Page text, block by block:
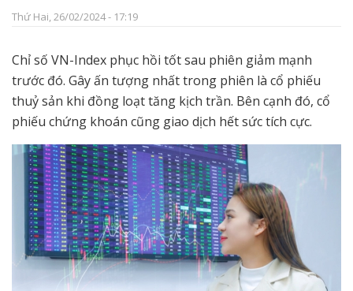
Thứ Hai, 26/02/2024 - 17:19
Chỉ số VN-Index phục hồi tốt sau phiên giảm mạnh
trước đó. Gây ấn tượng nhất trong phiên là cổ phiếu
thuỷ sản khi đồng loạt tăng kịch trần. Bên cạnh đó, cổ
phiếu chứng khoán cũng giao dịch hết sức tích cực.